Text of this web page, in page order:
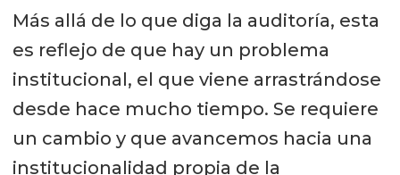
Más allá de lo que diga la auditoría, esta
es reflejo de que hay un problema
institucional, el que viene arrastrándose
desde hace mucho tiempo. Se requiere
un cambio y que avancemos hacia una
institucionalidad propia de la